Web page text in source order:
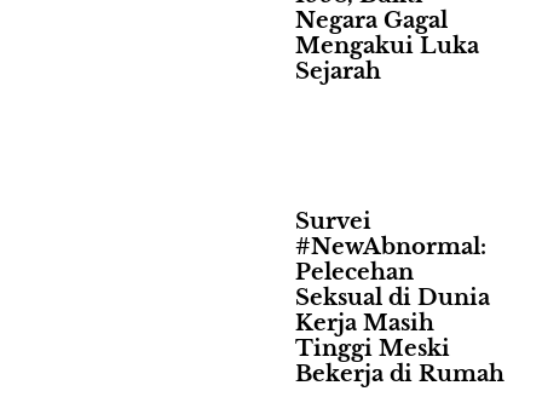
Negara Gagal
Mengakui Luka
Sejarah
Survei
#NewAbnormal:
Pelecehan
Seksual di Dunia
Kerja Masih
Tinggi Meski
Bekerja di Rumah